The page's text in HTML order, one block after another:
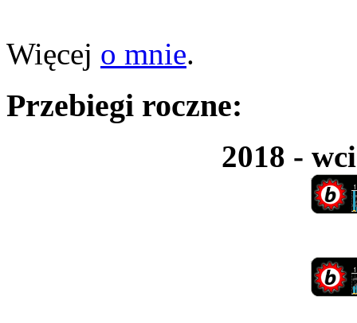
Więcej o mnie.
Przebiegi roczne:
2018 -